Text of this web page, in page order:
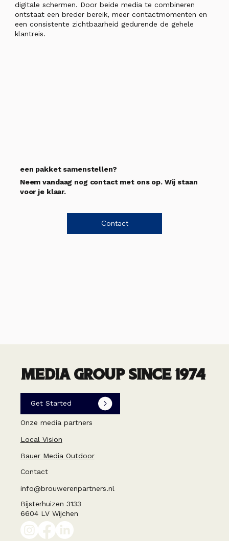
digitale schermen. Door beide media te combineren
ontstaat een breder bereik, meer contactmomenten en
een consistente zichtbaarheid gedurende de gehele
klantreis.
een pakket samenstellen?
Neem vandaag nog contact met ons op. Wij staan
voor je klaar.
Contact
MEDIA GROUP SINCE 1974
Get Started
Onze media partners
Local Vision
Bauer Media Outdoor
Contact
info@brouwerenpartners.nl
Bijsterhuizen 3133
6604 LV Wijchen